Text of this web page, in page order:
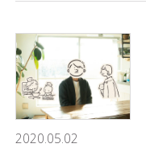
2020.05.02